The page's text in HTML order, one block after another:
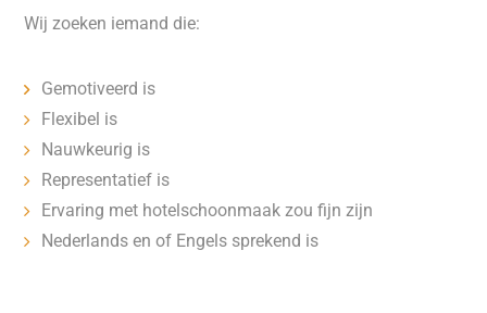
Wij zoeken iemand die:
Gemotiveerd is
Flexibel is
Nauwkeurig is
Representatief is
Ervaring met hotelschoonmaak zou fijn zijn
Nederlands en of Engels sprekend is